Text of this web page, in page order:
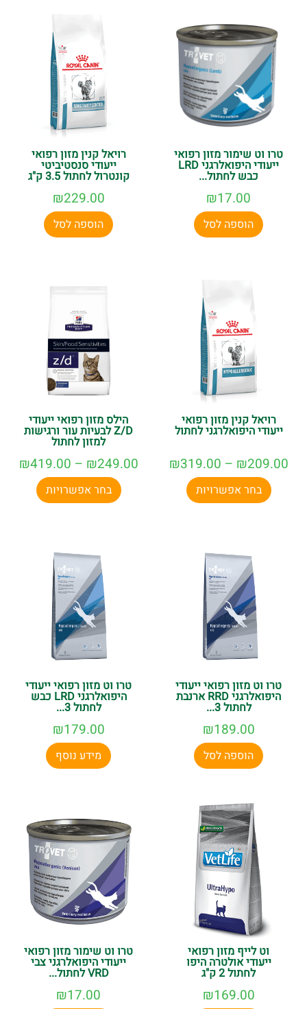
טרו וט שימור מזון רפואי
ייעודי היפואלרגני LRD
כבש לחתול...
₪17.00
הוספה לסל
רויאל קנין מזון רפואי
ייעודי סנסטיביטי
קונטרול לחתול 3.5 ק"ג
₪229.00
הוספה לסל
רויאל קנין מזון רפואי
ייעודי היפואלרגני לחתול
₪209.00
–
₪319.00
בחר אפשרויות
הילס מזון רפואי ייעודי
Z/D לבעיות עור ורגישות
למזון לחתול
₪249.00
–
₪419.00
בחר אפשרויות
טרו וט מזון רפואי ייעודי
היפואלרגני RRD ארנבת
לחתול 3...
₪189.00
הוספה לסל
טרו וט מזון רפואי ייעודי
היפואלרגני LRD כבש
לחתול 3...
₪179.00
מידע נוסף
וט לייף מזון רפואי
ייעודי אולטרה היפו
לחתול 2 ק"ג
₪169.00
טרו וט שימור מזון רפואי
ייעודי היפואלרגני צבי
VRD לחתול...
₪17.00